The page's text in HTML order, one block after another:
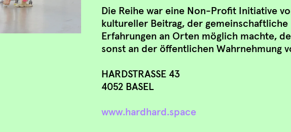
Die Reihe war eine Non-Profit Initiative
kultureller Beitrag, der gemeinschaftliche
Erfahrungen an Orten möglich machte,
sonst an der öffentlichen Wahrnehmung
HARDSTRASSE 43
4052 BASEL
www.hardhard.space